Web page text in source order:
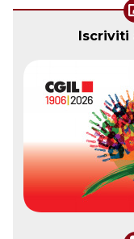
Iscriviti